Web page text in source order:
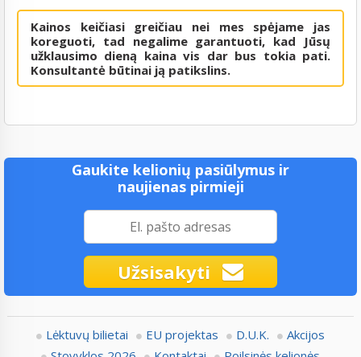
Kainos keičiasi greičiau nei mes spėjame jas
koreguoti, tad negalime garantuoti, kad Jūsų
užklausimo dieną kaina vis dar bus tokia pati.
Konsultantė būtinai ją patikslins.
Gaukite kelionių pasiūlymus ir
naujienas pirmieji
Užsisakyti
Lėktuvų bilietai EU projektas D.U.K.
Akcijos